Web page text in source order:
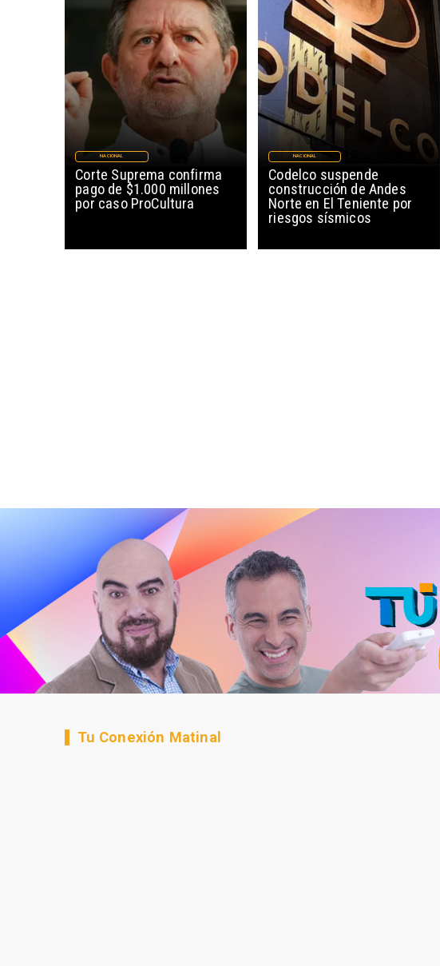
Corte Suprema confirma
pago de $1.000 millones
por caso ProCultura
NACIONAL
Codelco suspende
construcción de Andes
Norte en El Teniente por
riesgos sísmicos
NACIONAL
Tu Conexión Matinal